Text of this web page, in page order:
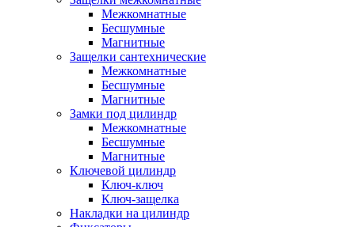
Межкомнатные
Бесшумные
Магнитные
Защелки сантехнические
Межкомнатные
Бесшумные
Магнитные
Замки под цилиндр
Межкомнатные
Бесшумные
Магнитные
Ключевой цилиндр
Ключ-ключ
Ключ-защелка
Накладки на цилиндр